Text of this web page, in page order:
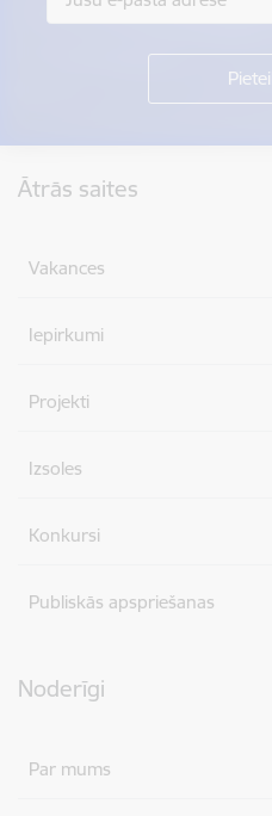
Ātrās saites
Vakances
Iepirkumi
Projekti
Izsoles
Konkursi
Publiskās apspriešanas
Noderīgi
Par mums